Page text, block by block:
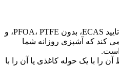
مواد گرانیتی نچسب مورد تایید ECAS، بدون PFOA، PTFE، و
کند که آشپزی روزانه شما
است.
را با یک حوله کاغذی یا آن را با